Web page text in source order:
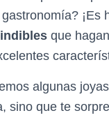
¡Es
que
algunas
sino que te